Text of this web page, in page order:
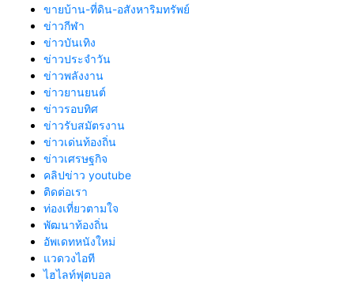
ขายบ้าน-ที่ดิน-อสังหาริมทรัพย์
ข่าวกีฬา
ข่าวบันเทิง
ข่าวประจำวัน
ข่าวพลังงาน
ข่าวยานยนต์
ข่าวรอบทิศ
ข่าวรับสมัตรงาน
ข่าวเด่นท้องถิ่น
ข่าวเศรษฐกิจ
คลิปข่าว youtube
ติดต่อเรา
ท่องเที่ยวตามใจ
พัฒนาท้องถิ่น
อัพเดทหนังใหม่
แวดวงไอที
ไฮไลท์ฟุตบอล